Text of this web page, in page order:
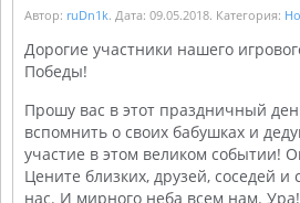
Автор: ruDn1k. Дата: 09.05.2018. Категория:
Дорогие участники нашего
Победы!
Прошу вас в этот праздничный
вспомнить о своих бабушках и
участие в этом великом
Цените близких, друзей, соседей
нас. И мирного неба всем нам.